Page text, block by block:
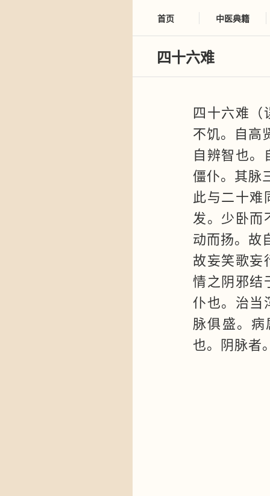
首页 中医典籍
四十六难
四十六难（
不饥。自高
自辨智也
僵仆。其脉
此与二十难
发。少卧而
动而扬。故
故妄笑歌妄
情之阴邪结
仆也。治当
脉俱盛。
也。阴脉者